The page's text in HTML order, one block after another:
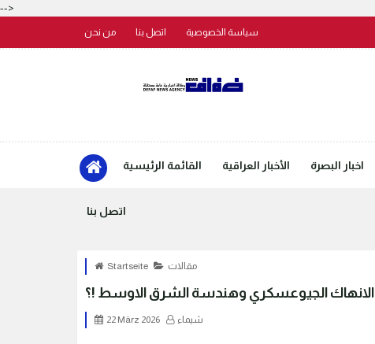
-->
من نحن اتصل بنا سياسة الخصوصية
القائمة الرئيسية الأخبار العراقية اخبار البصرة
اتصل بنا
Startseite مقالات
الانهاك الجيوعسكري وهندسة الشرق الاوسط !؟
22 März 2026 شيماء